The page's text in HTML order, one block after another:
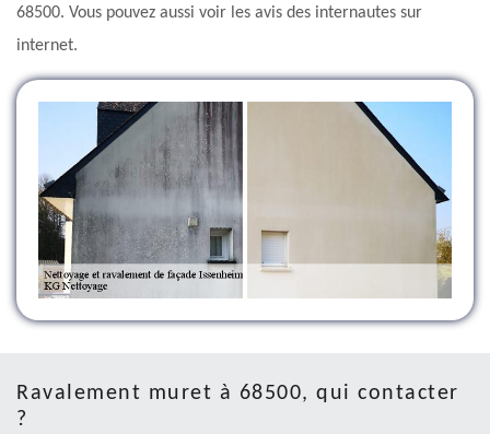
68500. Vous pouvez aussi voir les avis des internautes sur
internet.
Ravalement muret à 68500, qui contacter
?